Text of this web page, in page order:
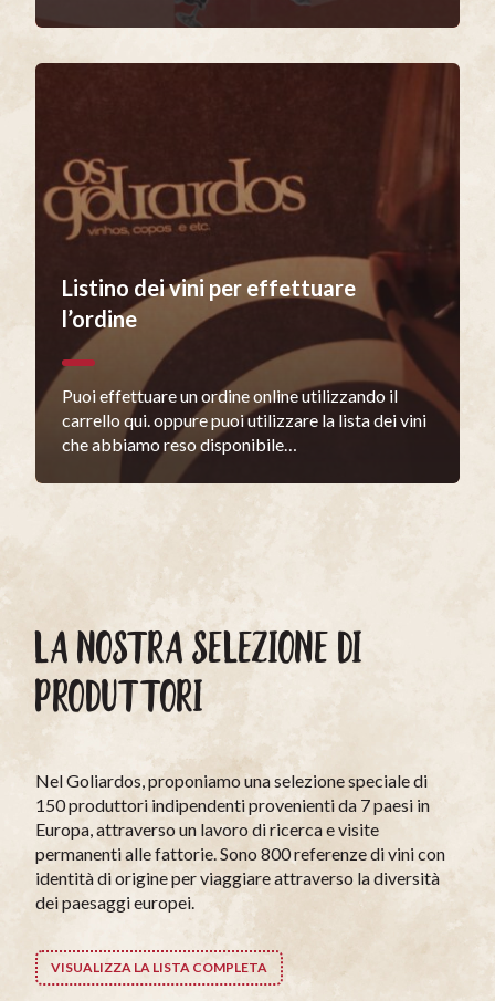
Listino dei vini per effettuare
l’ordine
Puoi effettuare un ordine online utilizzando il
carrello qui. oppure puoi utilizzare la lista dei vini
che abbiamo reso disponibile…
LA NOSTRA SELEZIONE DI
PRODUTTORI
Nel Goliardos, proponiamo una selezione speciale di
150 produttori indipendenti provenienti da 7 paesi in
Europa, attraverso un lavoro di ricerca e visite
permanenti alle fattorie. Sono 800 referenze di vini con
identità di origine per viaggiare attraverso la diversità
dei paesaggi europei.
VISUALIZZA LA LISTA COMPLETA